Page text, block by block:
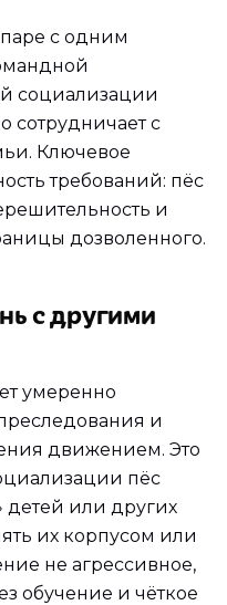
с одним
социализации
сотрудничает с
Ключевое
требований: пёс
и
дозволенного.
с другими
умеренно
и
движением. Это
пёс
детей или других
их корпусом или
не агрессивное,
обучение и чёткое